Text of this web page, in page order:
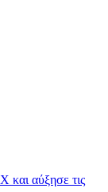
και αύξησε τις